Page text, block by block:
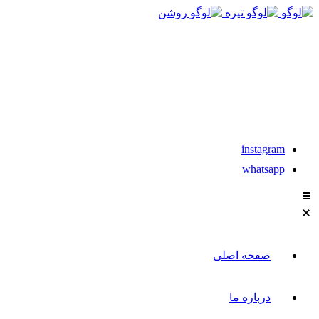
instagram
whatsapp
صفحه اصلی
درباره ما